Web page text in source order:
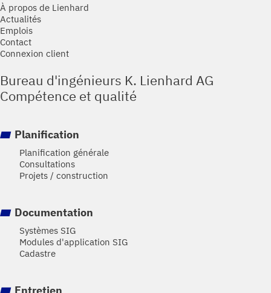
À propos de Lienhard
Actualités
Emplois
Contact
Connexion client
Bureau d'ingénieurs K. Lienhard AG
Compétence et qualité
Planification
Planification générale
Consultations
Projets / construction
Documentation
Systèmes SIG
Modules d'application SIG
Cadastre